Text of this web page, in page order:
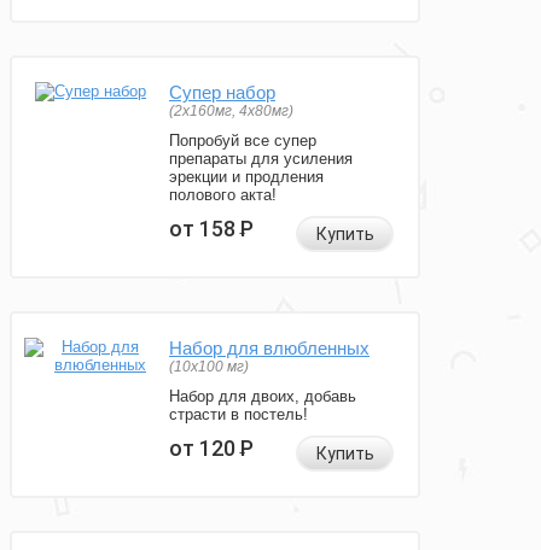
Супер набор
(2х160мг, 4х80мг)
Попробуй все супер
препараты для усиления
эрекции и продления
полового акта!
от 158Р Купить
Набор для влюбленных
(10х100 мг)
Набор для двоих, добавь
страсти в постель!
от 120Р Купить